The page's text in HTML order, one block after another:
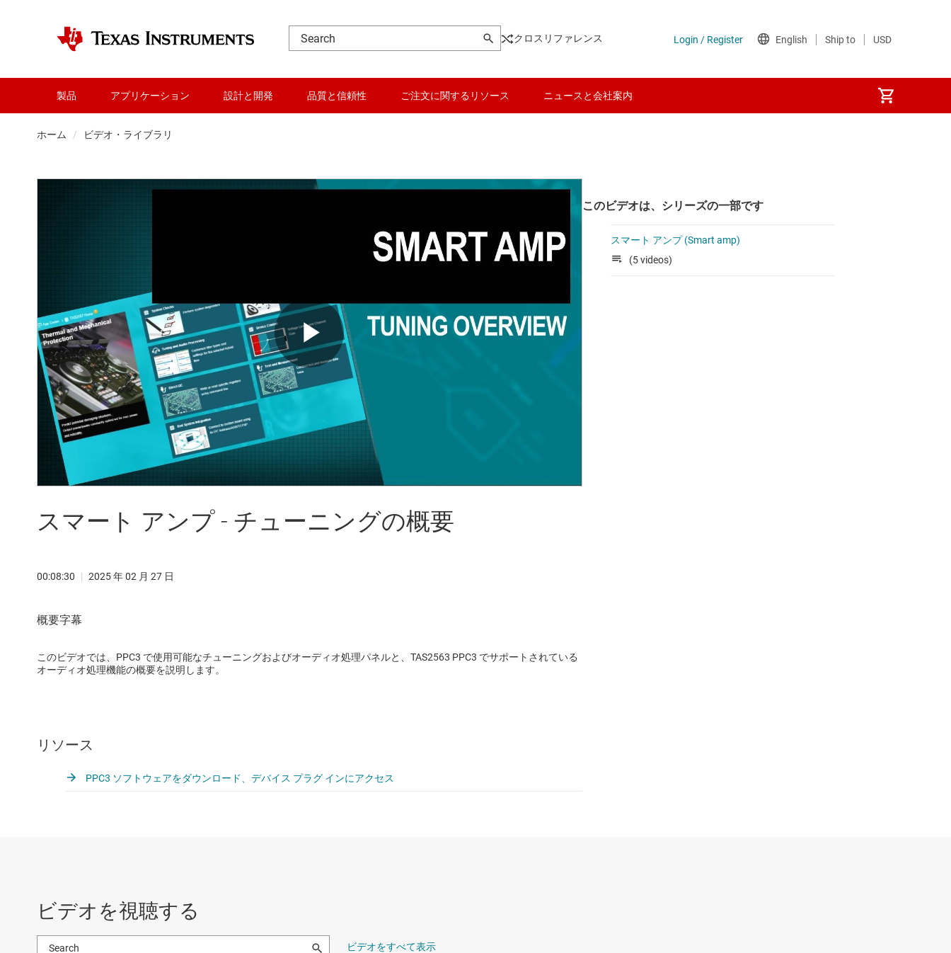
クロスリファレンス
製品 アプリケーション 設計と開発 品質と信頼性 ご注文に関するリソース ニュースと会社案内
ホーム ビデオ・ライブラリ
Play
Video
スマート アンプ - チューニングの概要
00:08:30 | 2025 年 02 月 27 日
このビデオでは、PPC3 で使用可能なチューニングおよびオーディオ処理パネルと、TAS2563 PPC3 でサポートされている
オーディオ処理機能の概要を説明します。
リソース
PPC3 ソフトウェアをダウンロード、デバイス プラグ インにアクセス
このビデオは、シリーズの一部です
スマート アンプ (Smart amp)
(5 videos)
ビデオを視聴する
ビデオをすべて表示